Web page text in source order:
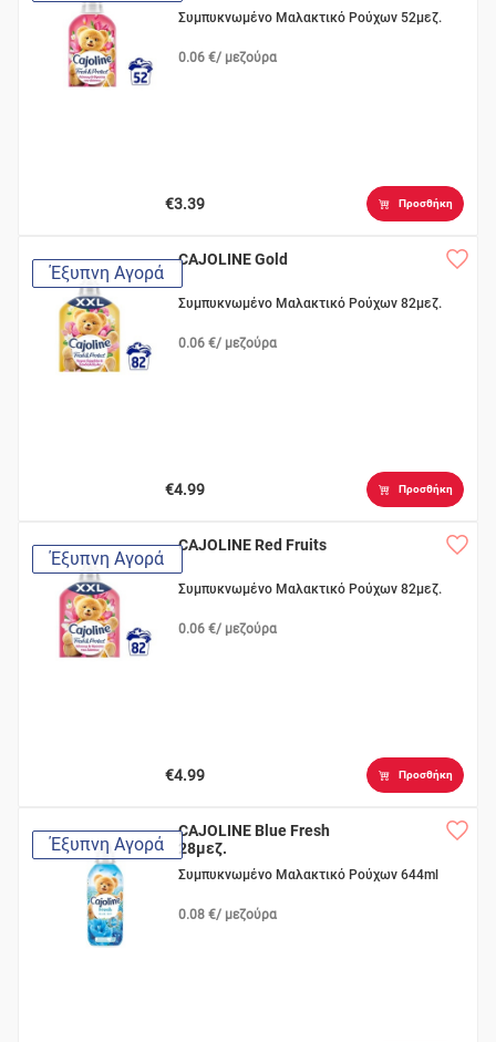
Συμπυκνωμένο Μαλακτικό Ρούχων 52μεζ.
0.06 €/ μεζούρα
€3.39 Προσθήκη
Έξυπνη Αγορά
CAJOLINE Gold
Συμπυκνωμένο Μαλακτικό Ρούχων 82μεζ.
0.06 €/ μεζούρα
€4.99 Προσθήκη
Έξυπνη Αγορά
CAJOLINE Red Fruits
Συμπυκνωμένο Μαλακτικό Ρούχων 82μεζ.
0.06 €/ μεζούρα
€4.99 Προσθήκη
Έξυπνη Αγορά
CAJOLINE Blue Fresh
28μεζ.
Συμπυκνωμένο Μαλακτικό Ρούχων 644ml
0.08 €/ μεζούρα